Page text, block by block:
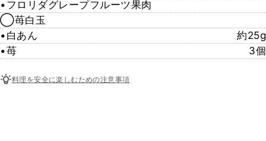
•フロリダグレープフルーツ果肉
◯苺白玉
•白あん
約25g
•苺
3個
料理を安全に楽しむための注意事項